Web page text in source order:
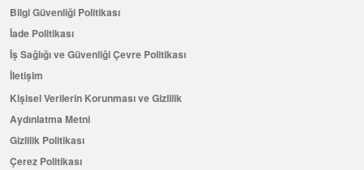
Bilgi Güvenliği Politikası
İade Politikası
İş Sağlığı ve Güvenliği Çevre Politikası
İletişim
Kişisel Verilerin Korunması ve Gizlilik
Aydınlatma Metni
Gizlilik Politikası
Çerez Politikası